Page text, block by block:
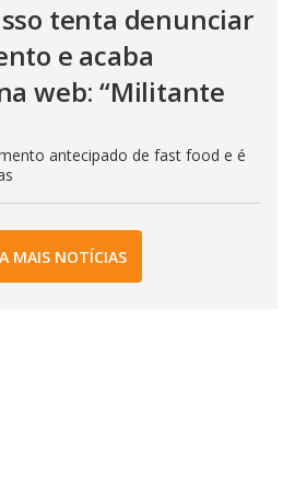
tenta denunciar
e acaba
web: “Militante
antecipado de fast food e é
MAIS NOTÍCIAS